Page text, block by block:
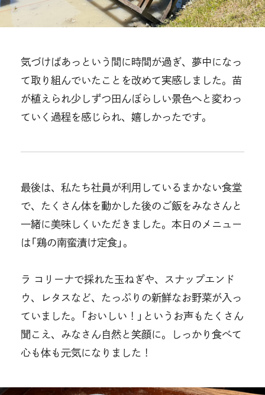
気づけばあっという間に時間が過ぎ、夢中になっ
て取り組んでいたことを改めて実感しました。苗
が植えられ少しずつ田んぼらしい景色へと変わっ
ていく過程を感じられ、嬉しかったです。
最後は、私たち社員が利用しているまかない食堂
で、たくさん体を動かした後のご飯をみなさんと
一緒に美味しくいただきました。本日のメニュー
は「鶏の南蛮漬け定食」。
ラ コリーナで採れた玉ねぎや、スナップエンド
ウ、レタスなど、たっぷりの新鮮なお野菜が入っ
ていました。「おいしい！」というお声もたくさん
聞こえ、みなさん自然と笑顔に。しっかり食べて
心も体も元気になりました！